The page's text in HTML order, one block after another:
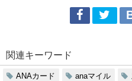
関連キーワード
ANAカード anaマイル